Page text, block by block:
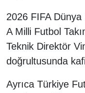
2026 FIFA
A Milli Futbol
Teknik Direktör
doğrultusunda
Ayrıca Türkiye